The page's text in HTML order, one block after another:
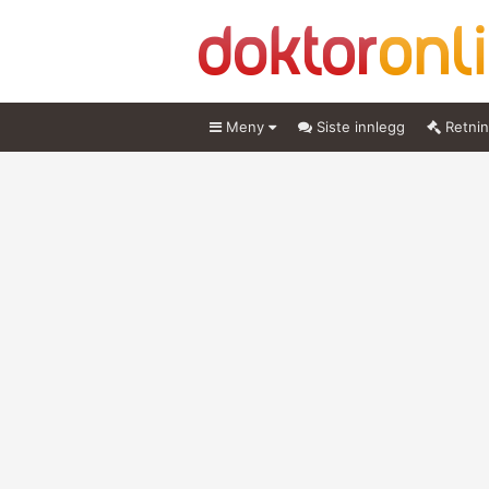
Meny Siste innlegg